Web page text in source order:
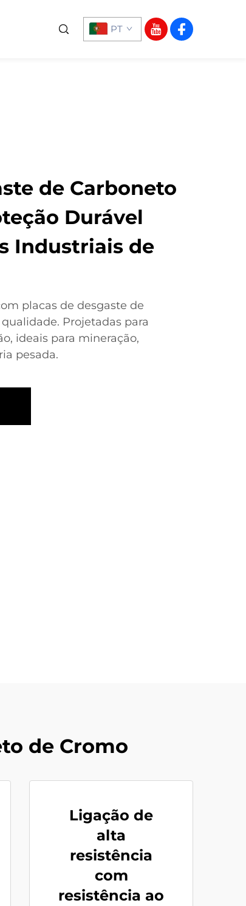
PT
de Carboneto
Durável
Industriais de
placas de desgaste de
Projetadas para
ideais para mineração,
pesada.
de Cromo
Ligação de
alta
resistência
com
resistência ao